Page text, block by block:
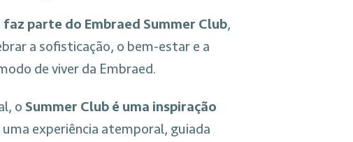
faz parte do Embraed Summer Club,
a sofisticação, o bem-estar e a
de viver da Embraed.
o Summer Club é uma inspiração
uma experiência atemporal, guiada